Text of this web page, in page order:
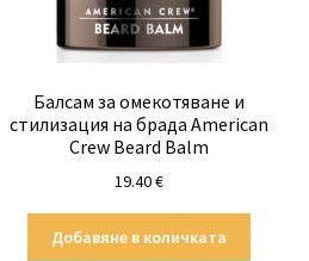
Балсам за омекотяване и
стилизация на брада American
Crew Beard Balm
19.40€
Добавяне в количката